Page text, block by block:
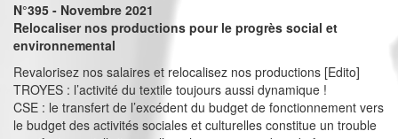
N°395 - Novembre 2021
Relocaliser nos productions pour le progrès social et
environnemental
Revalorisez nos salaires et relocalisez nos productions [Edito]
TROYES : l’activité du textile toujours aussi dynamique !
CSE : le transfert de l’excédent du budget de fonctionnement vers
le budget des activités sociales et culturelles constitue un trouble